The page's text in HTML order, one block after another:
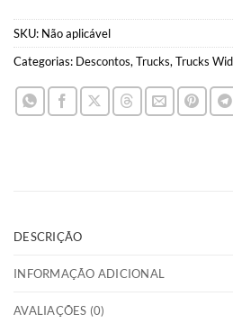
SKU: Não aplicável
Categorias: Descontos, Trucks, Trucks
DESCRIÇÃO
INFORMAÇÃO ADICIONAL
AVALIAÇÕES (0)